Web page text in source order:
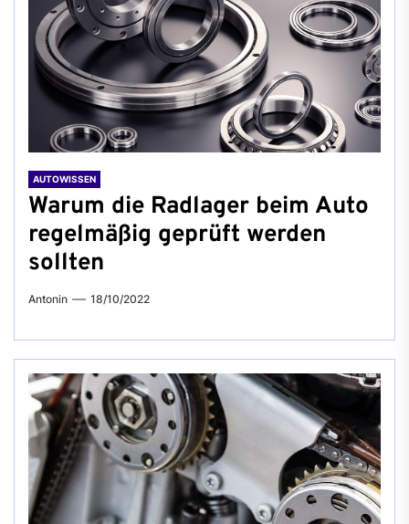
AUTOWISSEN
Warum die Radlager beim Auto
regelmäßig geprüft werden
sollten
Antonin 18/10/2022